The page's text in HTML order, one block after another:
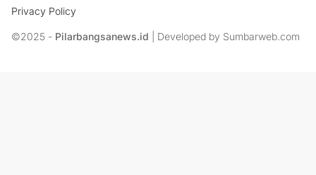
Privacy Policy
©2025 - Pilarbangsanews.id | Developed by Sumbarweb.com